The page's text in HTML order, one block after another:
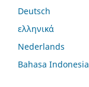
Deutsch
ελληνικά
Nederlands
Bahasa Indonesia